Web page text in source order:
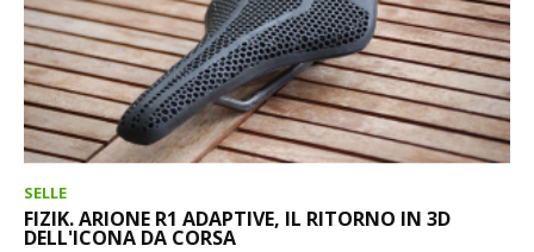
SELLE
FIZIK. ARIONE R1 ADAPTIVE, IL RITORNO IN 3D
DELL'ICONA DA CORSA